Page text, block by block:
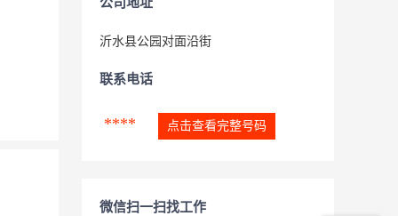
沂水县公园对面沿街
联系电话
**** 点击查看完整号码
微信扫一扫找工作